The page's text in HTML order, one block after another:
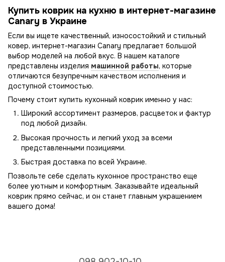
Купить коврик на кухню в интернет-магазине
Canary в Украине
Если вы ищете качественный, износостойкий и стильный
ковер, интернет-магазин Canary предлагает большой
выбор моделей на любой вкус. В нашем каталоге
представлены изделия машинной работы, которые
отличаются безупречным качеством исполнения и
доступной стоимостью.
Почему стоит купить кухонный коврик именно у нас:
Широкий ассортимент размеров, расцветок и фактур
под любой дизайн.
Высокая прочность и легкий уход за всеми
представленными позициями.
Быстрая доставка по всей Украине.
Позвольте себе сделать кухонное пространство еще
более уютным и комфортным. Заказывайте идеальный
коврик прямо сейчас, и он станет главным украшением
вашего дома!